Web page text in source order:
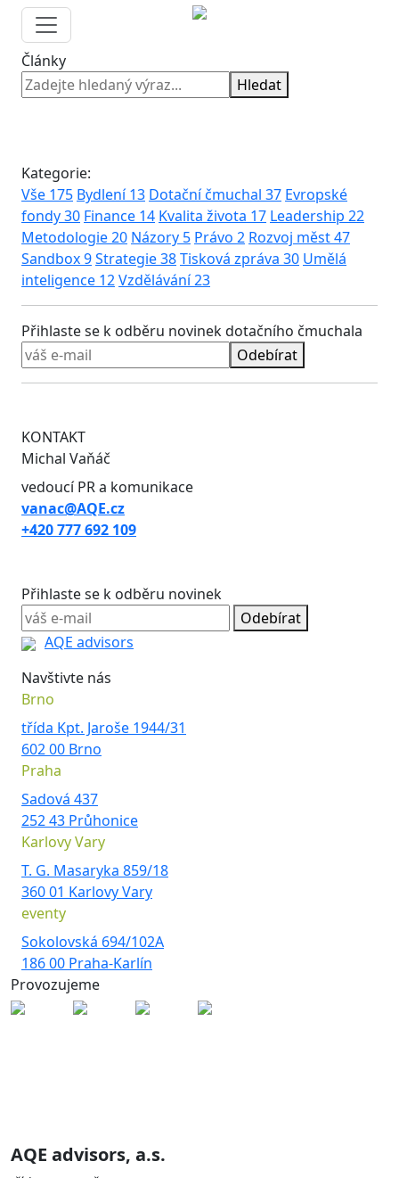
Články
Hledat
Kategorie:
Vše 175 Bydlení13 Dotační čmuchal 37 Evropské
fondy30 Finance 14 Kvalita života 17 Leadership 22
Metodologie20 Názory 5 Právo 2 Rozvoj měst47
Sandbox9Strategie38Tisková zpráva 30 Umělá
inteligence 12Vzdělávání23
Přihlaste se k odběru novinek dotačního čmuchala
Odebírat
KONTAKT
Michal Vaňáč
vedoucí PR a komunikace
vanac@AQE.cz
+420 777 692 109
Přihlaste se k odběru novinek
Odebírat
AQE advisors
Navštivte nás
Brno
třída Kpt. Jaroše 1944/31
602 00 Brno
Praha
Sadová 437
252 43 Průhonice
Karlovy Vary
T. G. Masaryka 859/18
360 01 Karlovy Vary
eventy
Sokolovská 694/102A
186 00 Praha-Karlín
Provozujeme
AQE advisors, a.s.